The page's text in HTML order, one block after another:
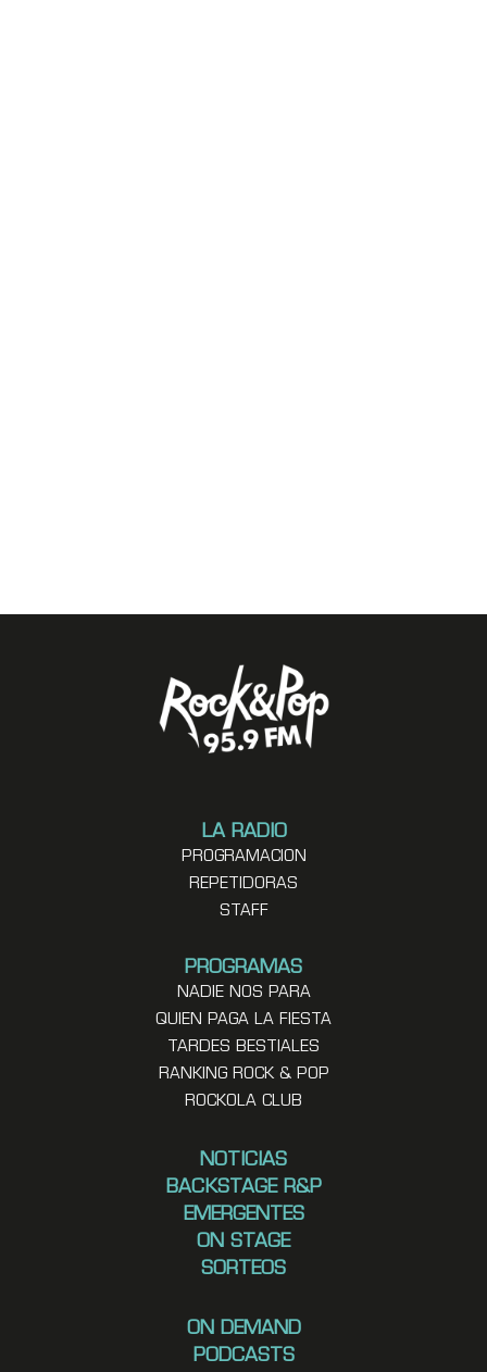
LA RADIO
PROGRAMACION
REPETIDORAS
STAFF
PROGRAMAS
NADIE NOS PARA
QUIEN PAGA LA FIESTA
TARDES BESTIALES
RANKING ROCK & POP
ROCKOLA CLUB
NOTICIAS
BACKSTAGE R&P
EMERGENTES
ON STAGE
SORTEOS
ON DEMAND
PODCASTS